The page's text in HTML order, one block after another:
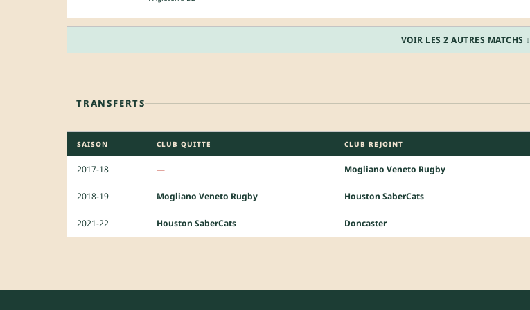
VOIR LES 2 AUTRES MATCHS ↓
TRANSFERTS
SAISON CLUB QUITTE CLUB REJOINT
2017-18 — Mogliano Veneto Rugby
2018-19 Mogliano Veneto Rugby Houston SaberCats
2021-22 Houston SaberCats Doncaster